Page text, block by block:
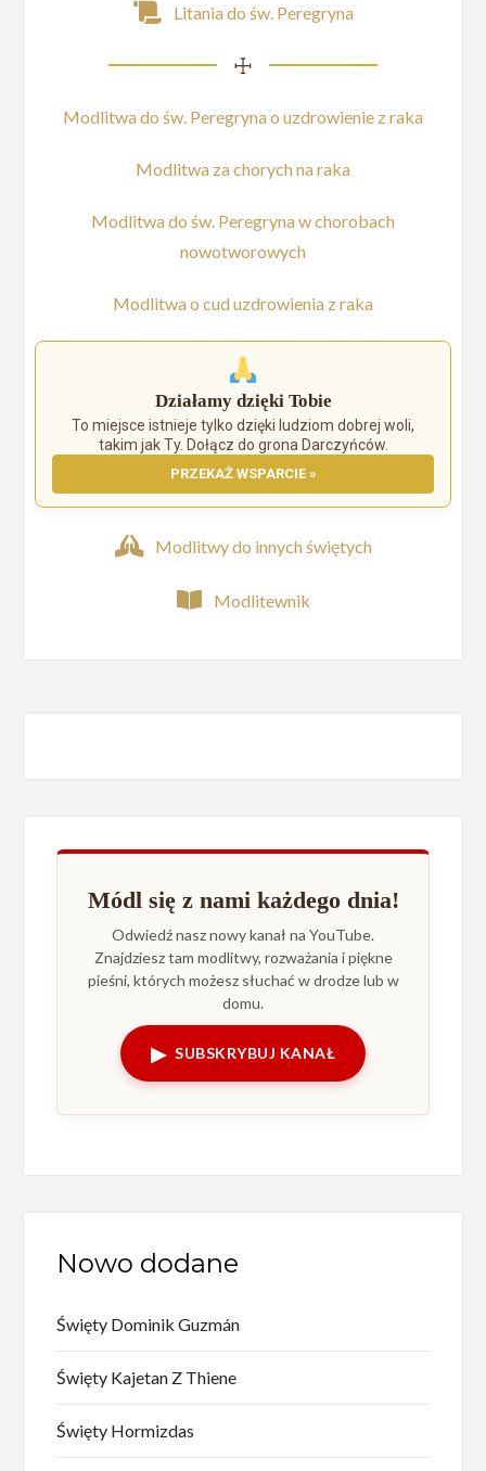
Litania do św. Peregryna
☩
Modlitwa do św. Peregryna o uzdrowienie z raka
Modlitwa za chorych na raka
Modlitwa do św. Peregryna w chorobach
nowotworowych
Modlitwa o cud uzdrowienia z raka
Działamy dzięki Tobie
To miejsce istnieje tylko dzięki ludziom dobrej woli,
takim jak Ty. Dołącz do grona Darczyńców.
PRZEKAŻ WSPARCIE »
Modlitwy do innych świętych
Modlitewnik
Módl się z nami każdego dnia!
Odwiedź nasz nowy kanał na YouTube.
Znajdziesz tam modlitwy, rozważania i piękne
pieśni, których możesz słuchać w drodze lub w
domu.
▶ SUBSKRYBUJ KANAŁ
Nowo dodane
Święty Dominik Guzmán
Święty Kajetan Z Thiene
Święty Hormizdas